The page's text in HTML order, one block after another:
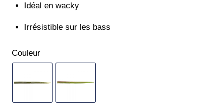
Idéal en wacky
Irrésistible sur les bass
Couleur